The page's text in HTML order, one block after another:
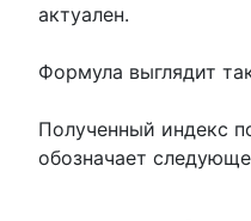
актуален.
Формула выглядит
Полученный индекс
обозначает